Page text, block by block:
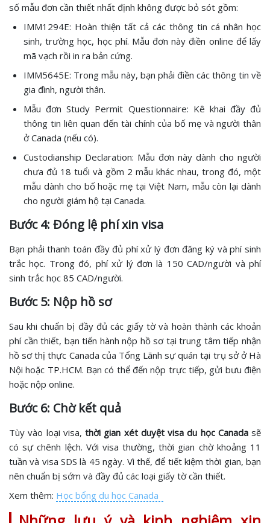
số mẫu đơn cần thiết nhất định không được bỏ sót gồm:
IMM1294E: Hoàn thiện tất cả các thông tin cá nhân học
sinh, trường học, học phí. Mẫu đơn này điền online để lấy
mã vạch rồi in ra bản cứng.
IMM5645E: Trong mẫu này, bạn phải điền các thông tin về
gia đình, người thân.
Mẫu đơn Study Permit Questionnaire: Kê khai đầy đủ
thông tin liên quan đến tài chính của bố mẹ và người thân
ở Canada (nếu có).
Custodianship Declaration: Mẫu đơn này dành cho người
chưa đủ 18 tuổi và gồm 2 mẫu khác nhau, trong đó, một
mẫu dành cho bố hoặc mẹ tại Việt Nam, mẫu còn lại dành
cho người giám hộ tại Canada.
Bước 4: Đóng lệ phí xin visa
Bạn phải thanh toán đầy đủ phí xử lý đơn đăng ký và phí sinh
trắc học. Trong đó, phí xử lý đơn là 150 CAD/người và phí
sinh trắc học 85 CAD/người.
Bước 5: Nộp hồ sơ
Sau khi chuẩn bị đầy đủ các giấy tờ và hoàn thành các khoản
phí cần thiết, bạn tiến hành nộp hồ sơ tại trung tâm tiếp nhận
hồ sơ thị thực Canada của Tổng Lãnh sự quán tại trụ sở ở Hà
Nội hoặc TP.HCM. Bạn có thể đến nộp trực tiếp, gửi bưu điện
hoặc nộp online.
Bước 6: Chờ kết quả
Tùy vào loại visa, thời gian xét duyệt visa du học Canadasẽ
có sự chênh lệch. Với visa thường, thời gian chờ khoảng 11
tuần và visa SDS là 45 ngày. Vì thế, để tiết kiệm thời gian, bạn
nên chuẩn bị sớm và đầy đủ các loại giấy tờ cần thiết.
Xem thêm: Học bổng du học Canada